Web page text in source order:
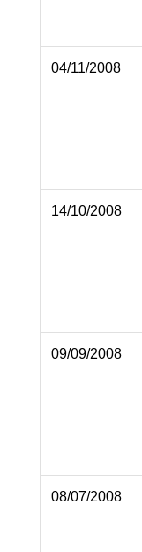
04/11/2008
14/10/2008
09/09/2008
08/07/2008